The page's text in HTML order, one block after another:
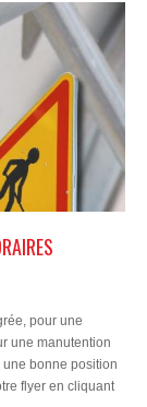
pour une
une manutention
bonne position
flyer en cliquant